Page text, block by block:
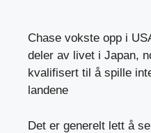
Chase vokste opp i
deler av livet i Japan,
kvalifisert til å spille
landene
Det er generelt lett å